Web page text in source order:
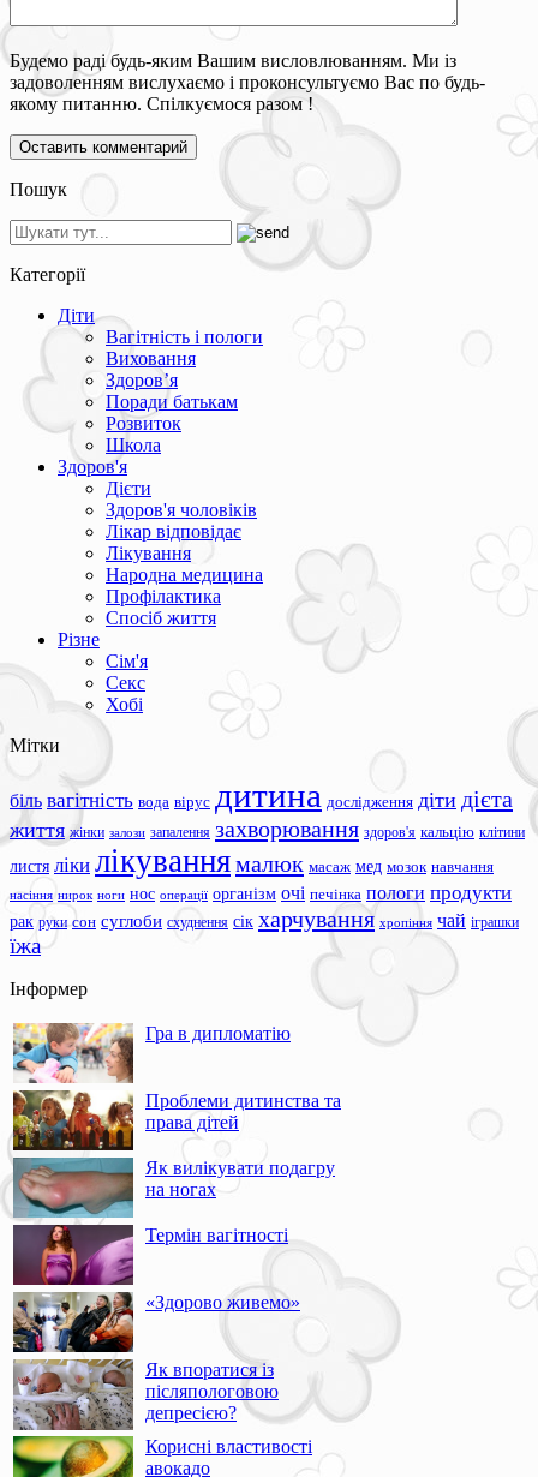
Будемо раді будь-яким Вашим висловлюванням. Ми із
задоволенням вислухаємо і проконсультуємо Вас по будь-
якому питанню. Спілкуємося разом !
Пошук
Категорії
Діти
Вагітність і пологи
Виховання
Здоров’я
Поради батькам
Розвиток
Школа
Здоров'я
Дієти
Здоров'я чоловіків
Лікар відповідає
Лікування
Народна медицина
Профілактика
Спосіб життя
Різне
Сім'я
Секс
Хобі
Мітки
біль вагітність вода вірус дитина дослідження діти дієта
життя жінки залози запалення захворювання здоров'я кальцію клітини
листя ліки лікуваннямалюк масаж мед мозок навчання
насіння нирок ноги нос операції організм очі печінка пологи продукти
рак руки сон суглоби схуднення сік харчування хропіння чай іграшки
їжа
Інформер
Гра в дипломатію
Проблеми дитинства та
права дітей
Як вилікувати подагру
на ногах
Термін вагітності
«Здорово живемо»
Як впоратися із
післяпологовою
депресією?
Корисні властивості
авокадо